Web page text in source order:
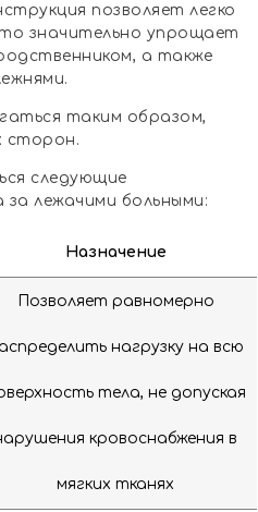
позволяет легко
значительно упрощает
а также
таким образом,
сторон.
следующие
за лежачими больными:
Назначение
Позволяет равномерно
нагрузку на всю
тела, не допуская
кровоснабжения в
мягких тканях